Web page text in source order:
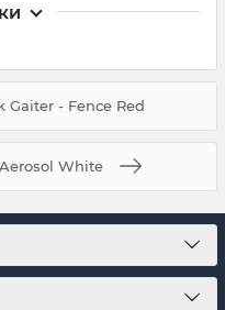
- Fence Red
White